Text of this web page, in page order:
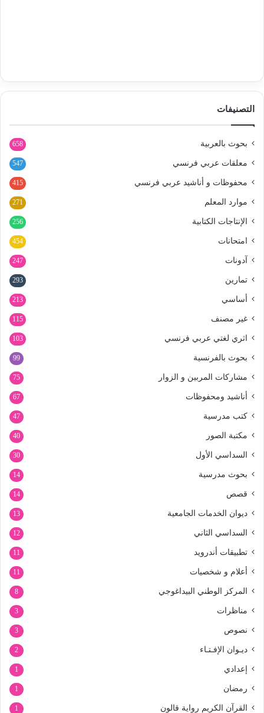
التصنيفات
بحوث بالعربية 658
معلقات عربي فرنسي 547
محفوظات و أناشيد عربي فرنسي 415
موارد المعلم 271
الإنتاجات الكتابية 256
امتحانات 454
آدونات 247
تمارين 293
أساسي 213
غير مصنف 115
اثري لغتي عربي فرنسي 103
بحوث بالفرنسية 99
مشاركات المربين و الزوار 75
أناشيد ومحفوظات 67
كتب مدرسية 47
مكتبة الصور 40
السداسي الأول 30
بحوث مدرسية 14
قصص 14
ديوان الخدمات الجامعية 13
السداسي الثاني 12
تطبيقات أندرويد 11
أعلام و شخصيات 11
المركز الوطني البيداغوجي 8
مناظرات 3
نصوص 3
ديـوان الإفـتـاء 2
إعدادي 1
رمضان 1
القرآن الكريم رواية قالون 1